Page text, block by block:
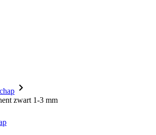
zwart 1-3 mm